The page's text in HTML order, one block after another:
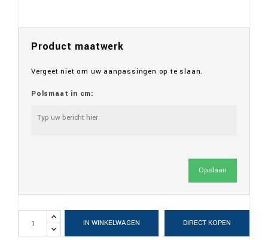
Product maatwerk
Vergeet niet om uw aanpassingen op te slaan.
Polsmaat in cm:
Opslaan
IN WINKELWAGEN DIRECT KOPEN